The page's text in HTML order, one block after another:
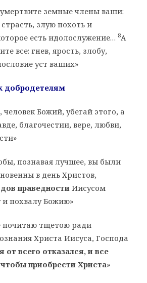
земные члены ваши:
злую похоть и
есть идолослужение… 8А
все: гнев, ярость, злобу,
уст ваших»
добродетелям
человек Божий, убегай этого, а
благочестии, вере, любви,
познавая лучшее, вы были
в день Христов,
праведностиИисусом
и похвалу Божию»
почитаю тщетою ради
Христа Иисуса, Господа
от всего отказался, и все
приобрести Христа»